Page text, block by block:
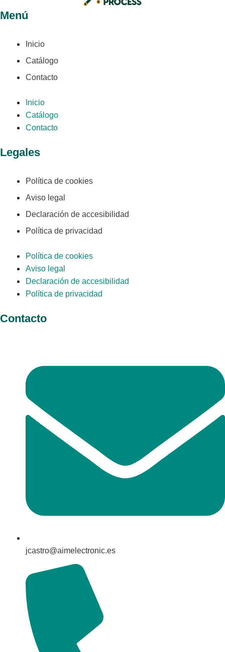
Menú
Inicio
Catálogo
Contacto
Inicio
Catálogo
Contacto
Legales
Política de cookies
Aviso legal
Declaración de accesibilidad
Política de privacidad
Política de cookies
Aviso legal
Declaración de accesibilidad
Política de privacidad
Contacto
jcastro@aimelectronic.es